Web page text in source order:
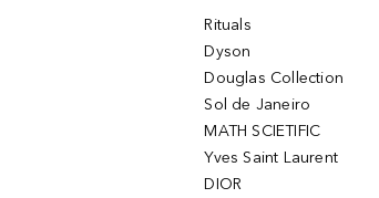
Rituals
Dyson
Douglas Collection
Sol de Janeiro
MATH SCIETIFIC
Yves Saint Laurent
DIOR